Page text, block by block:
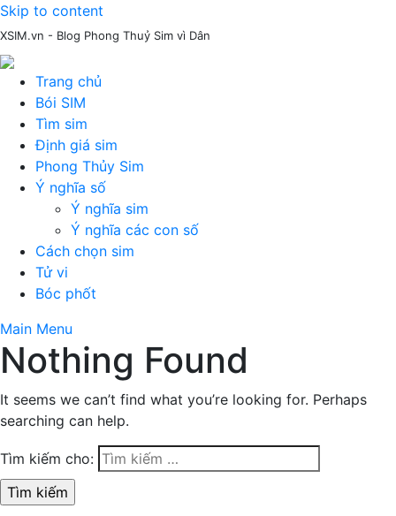
Skip to content
XSIM.vn - Blog Phong Thuỷ Sim vì Dân
Trang chủ
Bói SIM
Tìm sim
Định giá sim
Phong Thủy Sim
Ý nghĩa số
Ý nghĩa sim
Ý nghĩa các con số
Cách chọn sim
Tử vi
Bóc phốt
Main Menu
Nothing Found
It seems we can’t find what you’re looking for. Perhaps
searching can help.
Tìm kiếm cho: